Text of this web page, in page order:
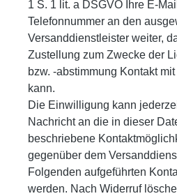
1 S. 1 lit. a DSGVO Ihre E-
Telefonnummer an den
Versanddienstleister weiter,
Zustellung zum Zwecke der
bzw. -abstimmung Kontakt
kann.
Die Einwilligung kann
Nachricht an die in dieser
beschriebene
gegenüber dem
Folgenden aufgeführten
werden. Nach Widerruf